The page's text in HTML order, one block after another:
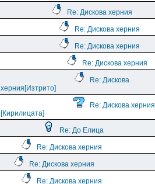
Re: Дискова херния
Re: Дискова херния
Re: Дискова херния
Re: Дискова херния
Re: Дискова
херния[Изтрито]
Re: Дискова херния
[Кирилицата]
Re: До Елица
Re: Дискова херния
Re: Дискова херния
Re: Дискова херния